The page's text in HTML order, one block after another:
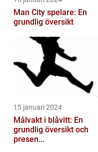
Man City spelare: En
grundlig översikt
15 januari 2024
Målvakt i blåvitt: En
grundlig översikt och
presen...